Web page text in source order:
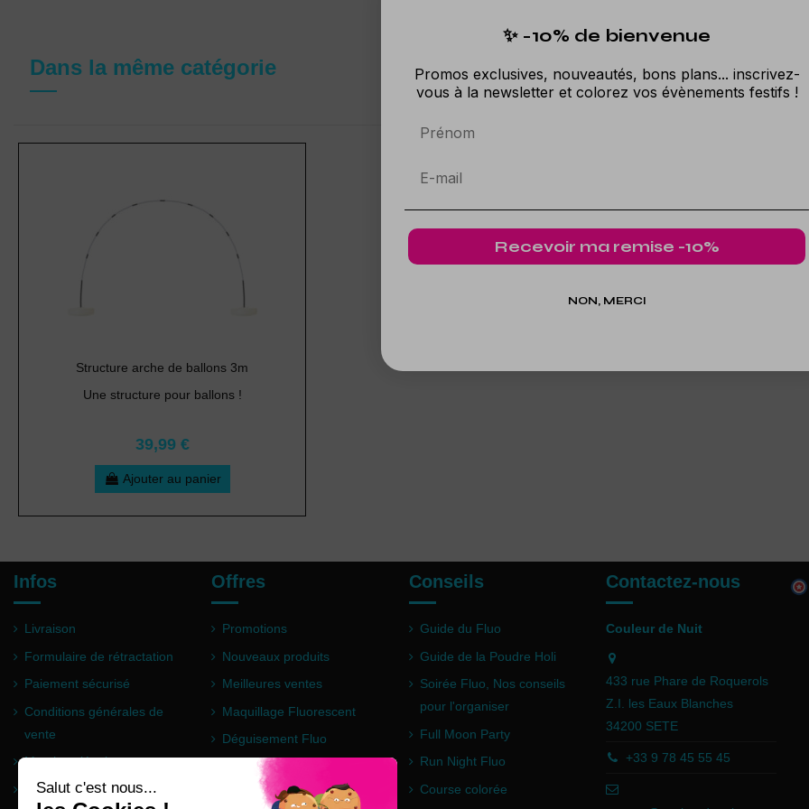
Dans la même catégorie
Structure arche de ballons 3m
Une structure pour ballons !
39,99 €
Ajouter au panier
Infos
Livraison
Formulaire de rétractation
Paiement sécurisé
Conditions générales de
vente
Mentions légales
Questions fréquentes
Offres
Promotions
Nouveaux produits
Meilleures ventes
Maquillage Fluorescent
Déguisement Fluo
Poudre Holi
Conseils
Guide du Fluo
Guide de la Poudre Holi
Soirée Fluo, Nos conseils
pour l'organiser
Full Moon Party
Run Night Fluo
Course colorée
Contactez-nous
Couleur de Nuit
433 rue Phare de Roquerols
Z.I. les Eaux Blanches
34200 SETE
+33 9 78 45 55 45
✨ -10% de bienvenue
Promos exclusives, nouveautés, bons plans... inscrivez-
vous à la newsletter et colorez vos évènements festifs !
Prénom
Recevoir ma remise -10%
NON, MERCI